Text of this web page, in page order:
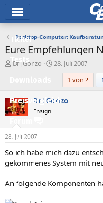
Ticker
Tests
Preisvergleich
Forum
Aktuelles
Empfohlene Inhalte
Desktop-Computer:
Eure Empfehlungen
E
e
l
l
e
Dr|Gonzo
E
e
m
28. Juli 2007
1 von 2
Dr|Gonzo
Ensign
28. Juli 2007
So ich habe mich dazu
gekommenes System mit
An folgende Komponenten